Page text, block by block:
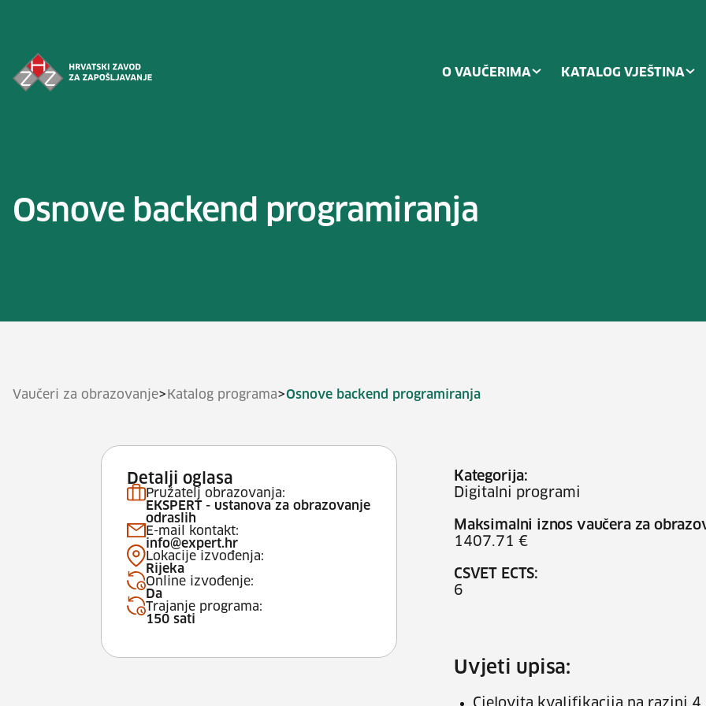
O VAUČERIMA KATALOG VJEŠTINA
Osnove backend programiranja
Vaučeri za obrazovanje> Katalog programa>Osnove backend programiranja
Detalji oglasa
Pružatelj obrazovanja:
EKSPERT - ustanova za obrazovanje
odraslih
E-mail kontakt:
info@expert.hr
Lokacije izvođenja:
Rijeka
Online izvođenje:
Da
Trajanje programa:
150 sati
Kategorija:
Digitalni programi
Maksimalni iznos vaučera za
1407.71 €
CSVET ECTS:
6
Uvjeti upisa: